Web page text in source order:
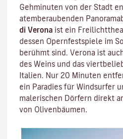
Gehminuten von der Stadt
atemberaubenden
di Verona ist ein
dessen Opernfestspiele im
berühmt sind. Verona ist
des Weins und das
Italien. Nur 20 Minuten
ein Paradies für Windsurfer
malerischen Dörfern direkt
von Olivenbäumen.